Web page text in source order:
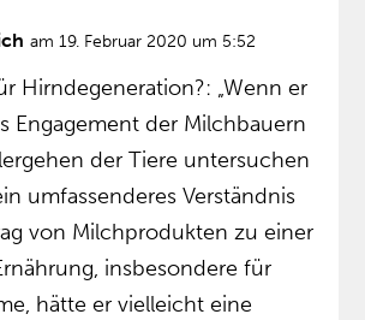
am 19. Februar 2020 um 5:52
Hirndegeneration?: „Wenn er
Engagement der Milchbauern
der Tiere untersuchen
umfassenderes Verständnis
von Milchprodukten zu einer
insbesondere für
hätte er vielleicht eine